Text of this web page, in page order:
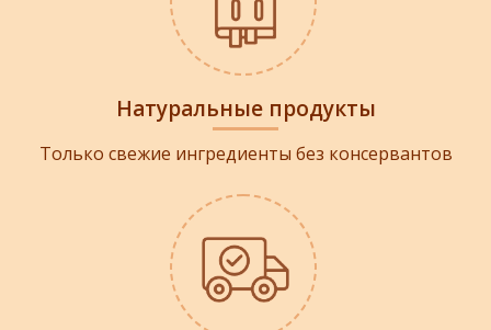
Натуральные продукты
Только свежие ингредиенты без консервантов